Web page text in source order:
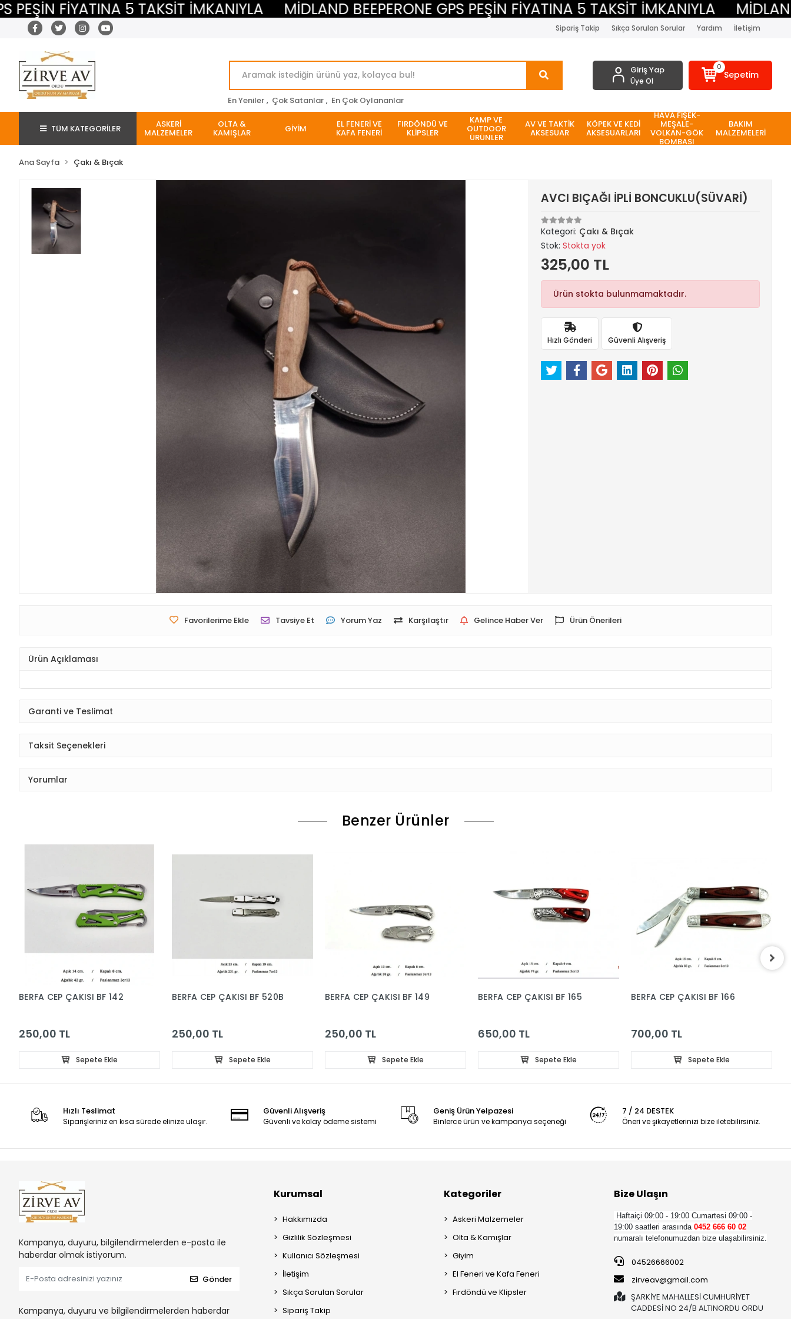
FİYATINA 5 TAKSİT İMKANIYLA MİDLAND BEEPERONE GPS PEŞİN FİYATINA 5 TAKSİT İMKANIYLA MİDLAND
Sipariş Takip Sıkça Sorulan Sorular Yardım İletişim
En Yeniler , Çok Satanlar , En Çok Oylananlar
Giriş Yap
Üye Ol
0
Sepetim
TÜM KATEGORİLER ASKERİ
MALZEMELER
OLTA &
KAMIŞLAR GİYİM EL FENERİ VE
KAFA FENERİ
FIRDÖNDÜ VE
KLİPSLER
KAMP VE
OUTDOOR
ÜRÜNLER
AV VE TAKTİK
AKSESUAR
KÖPEK VE KEDİ
AKSESUARLARI
HAVA FİŞEK-
MEŞALE-
VOLKAN-GÖK
BOMBASI
BAKIM
MALZEMELERİ
Ana Sayfa Çakı & Bıçak
AVCI BIÇAĞI İPLİ BONCUKLU(SÜVARİ)
Kategori: Çakı & Bıçak
Stok:Stokta yok
325,00 TL
Ürün stokta bulunmamaktadır.
Hızlı Gönderi Güvenli Alışveriş
Favorilerime Ekle Tavsiye Et Yorum Yaz Karşılaştır Gelince Haber Ver Ürün Önerileri
Ürün Açıklaması
Garanti ve Teslimat
Taksit Seçenekleri
Yorumlar
Benzer Ürünler
BERFA CEP ÇAKISI BF 142
250,00 TL
Sepete Ekle
BERFA CEP ÇAKISI BF 520B
250,00 TL
Sepete Ekle
BERFA CEP ÇAKISI BF 149
250,00 TL
Sepete Ekle
BERFA CEP ÇAKISI BF 165
650,00 TL
Sepete Ekle
BERFA CEP ÇAKISI BF 166
700,00 TL
Sepete Ekle
Hızlı Teslimat
Siparişleriniz en kısa sürede elinize ulaşır.
Güvenli Alışveriş
Güvenli ve kolay ödeme sistemi
Geniş Ürün Yelpazesi
Binlerce ürün ve kampanya seçeneği
7 / 24 DESTEK
Öneri ve şikayetlerinizi bize iletebilirsiniz.
Kampanya, duyuru, bilgilendirmelerden e-posta ile
haberdar olmak istiyorum.
Gönder
Kampanya, duyuru ve bilgilendirmelerden haberdar
Kurumsal
Hakkımızda
Gizlilik Sözleşmesi
Kullanıcı Sözleşmesi
İletişim
Sıkça Sorulan Sorular
Sipariş Takip
Kategoriler
Askeri Malzemeler
Olta & Kamışlar
Giyim
El Feneri ve Kafa Feneri
Fırdöndü ve Klipsler
Bize Ulaşın
Haftaiçi 09:00 - 19:00Cumartesi 09:00 -
19:00 saatleri arasında0452 666 60 02
numaralı telefonumuzdan bize ulaşabilirsiniz.
04526666002
zirveav@gmail.com
ŞARKİYE MAHALLESİ CUMHURİYET
CADDESİ NO 24/B ALTINORDU ORDU